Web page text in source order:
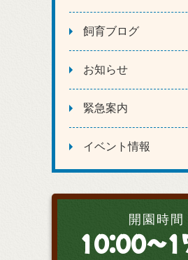
飼育ブログ
お知らせ
緊急案内
イベント情報
開園時間
10:00～